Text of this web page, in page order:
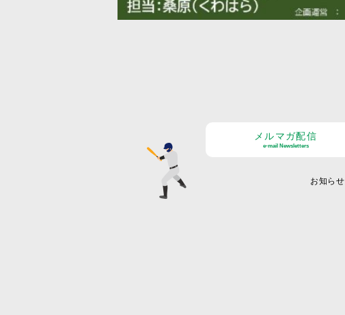
メルマガ配信
e-mail Newsletters
お知らせ